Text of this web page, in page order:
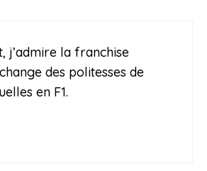
j’admire la franchise
des politesses de
en F1.